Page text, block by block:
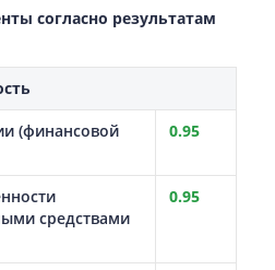
согласно результатам
(финансовой
0.95
средствами
0.95